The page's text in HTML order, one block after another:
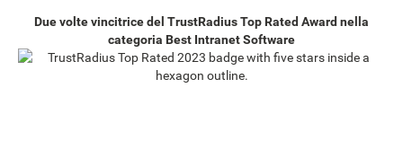
Due volte vincitrice del TrustRadius Top Rated Award nella
categoria Best Intranet Software